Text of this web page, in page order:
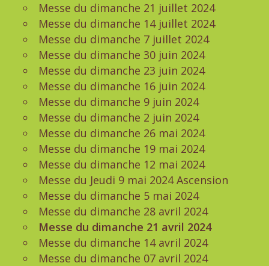
Messe du dimanche 21 juillet 2024
Messe du dimanche 14 juillet 2024
Messe du dimanche 7 juillet 2024
Messe du dimanche 30 juin 2024
Messe du dimanche 23 juin 2024
Messe du dimanche 16 juin 2024
Messe du dimanche 9 juin 2024
Messe du dimanche 2 juin 2024
Messe du dimanche 26 mai 2024
Messe du dimanche 19 mai 2024
Messe du dimanche 12 mai 2024
Messe du Jeudi 9 mai 2024 Ascension
Messe du dimanche 5 mai 2024
Messe du dimanche 28 avril 2024
Messe du dimanche 21 avril 2024
Messe du dimanche 14 avril 2024
Messe du dimanche 07 avril 2024